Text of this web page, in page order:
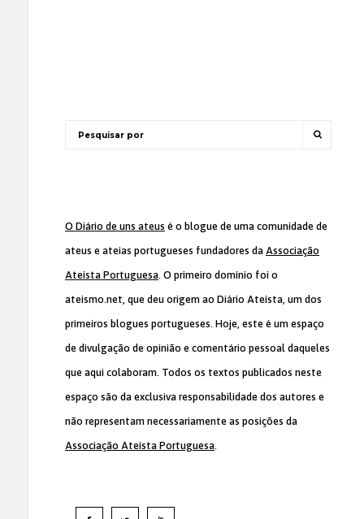
O Diário de uns ateus é o blogue de uma comunidade de
ateus e ateias portugueses fundadores da Associação
Ateísta Portuguesa. O primeiro domínio foi o
ateismo.net, que deu origem ao Diário Ateísta, um dos
primeiros blogues portugueses. Hoje, este é um espaço
de divulgação de opinião e comentário pessoal daqueles
que aqui colaboram. Todos os textos publicados neste
espaço são da exclusiva responsabilidade dos autores e
não representam necessariamente as posições da
Associação Ateísta Portuguesa.